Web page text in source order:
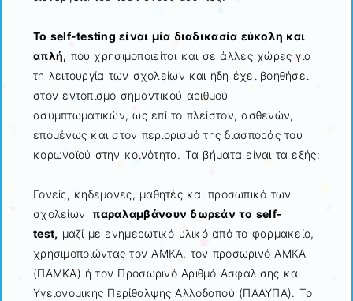
Το self-testing είναι μία διαδικασία εύκολη και
απλή, που χρησιμοποιείται και σε άλλες χώρες για
τη λειτουργία των σχολείων και ήδη έχει βοηθήσει
στον εντοπισμό σημαντικού αριθμού
ασυμπτωματικών, ως επί το πλείστον, ασθενών,
επομένως και στον περιορισμό της διασποράς του
κορωνοϊού στην κοινότητα. Τα βήματα είναι τα εξής:
Γονείς, κηδεμόνες, μαθητές και προσωπικό των
σχολείων παραλαμβάνουν δωρεάν το self-
test, μαζί με ενημερωτικό υλικό από το φαρμακείο,
χρησιμοποιώντας τον ΑΜΚΑ, τον προσωρινό ΑΜΚΑ
(ΠΑΜΚΑ) ή τον Προσωρινό Αριθμό Ασφάλισης και
Υγειονομικής Περίθαλψης Αλλοδαπού (ΠΑΑΥΠΑ). Το